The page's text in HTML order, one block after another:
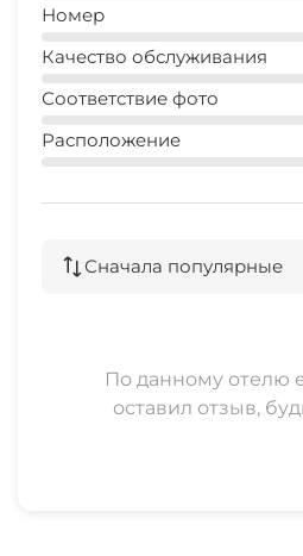
Номер
Качество обслуживания
Соответствие фото
Расположение
Сначала популярные
По данному отелю
оставил отзыв,